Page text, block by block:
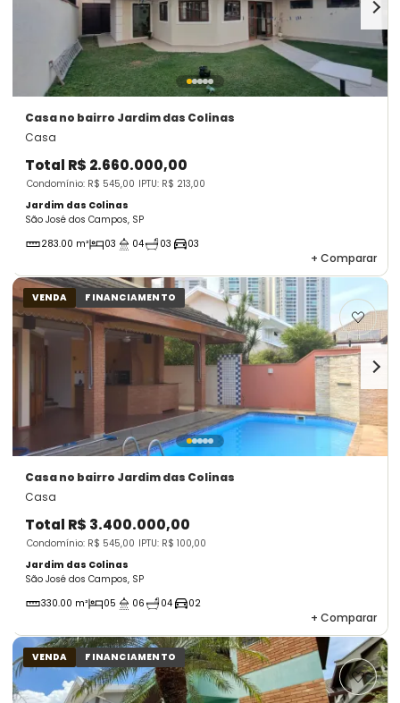
Casano bairro Jardim das Colinas
Casa
Total R$ 2.660.000,00
Condomínio: R$ 545,00 IPTU: R$ 213,00
Jardim das Colinas
São José dos Campos, SP
283.00 m²
03 04 03 03
+ Comparar
VENDA FINANCIAMENTO
Casano bairro Jardim das Colinas
Casa
Total R$ 3.400.000,00
Condomínio: R$ 545,00 IPTU: R$ 100,00
Jardim das Colinas
São José dos Campos, SP
330.00 m²
05 06 04 02
+ Comparar
VENDA FINANCIAMENTO